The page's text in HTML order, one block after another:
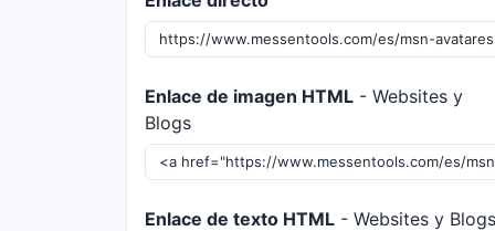
Enlace de imagen HTML - Websites y
Blogs
Enlace de texto HTML - Websites y Blogs